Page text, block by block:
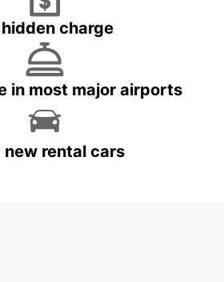
hidden charge
in most major airports
new rental cars